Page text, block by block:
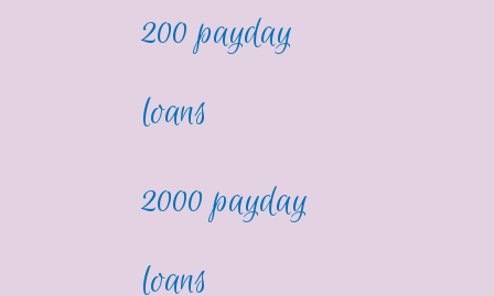
200 payday
loans
2000 payday
loans